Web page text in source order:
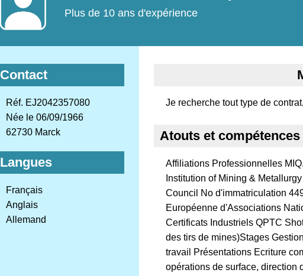
Plus de 10 ans d'expérience
Contact
Réf. EJ2042357080
Née le 06/09/1966
62730 Marck
Langues
Français
Anglais
Allemand
Je recherche tout type de
Atouts et compétences
Affiliations Professionnelles
Institution of Mining &
Council No d'immatriculation
Européenne d'Associations
Certificats Industriels QPTC
des tirs de mines)Stages
travail Présentations Ecriture
opérations de surface, direction